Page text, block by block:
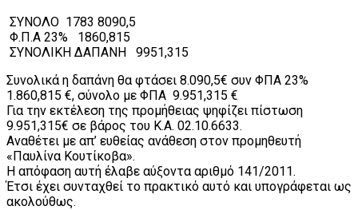
ΣΥΝΟΛΟ 1783 8090,5
Φ.Π.Α 23% 1860,815
ΣΥΝΟΛΙΚΗ ΔΑΠΑΝΗ 9951,315
Συνολικά η δαπάνη θα φτάσει 8.090,5€ συν ΦΠΑ 23%
1.860,815 €, σύνολο με ΦΠΑ 9.951,315 €
Για την εκτέλεση της προμήθειας ψηφίζει πίστωση
9.951,315€ σε βάρος του Κ.Α. 02.10.6633.
Αναθέτει με απ’ ευθείας ανάθεση στον προμηθευτή
«Παυλίνα Κουτίκοβα».
Η απόφαση αυτή έλαβε αύξοντα αριθμό 141/2011.
Έτσι έχει συνταχθεί το πρακτικό αυτό και υπογράφεται ως
ακολούθως.